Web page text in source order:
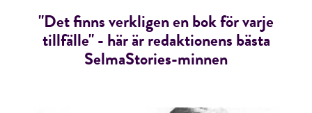
"Det finns verkligen en bok för varje
tillfälle" - här är redaktionens bästa
SelmaStories-minnen